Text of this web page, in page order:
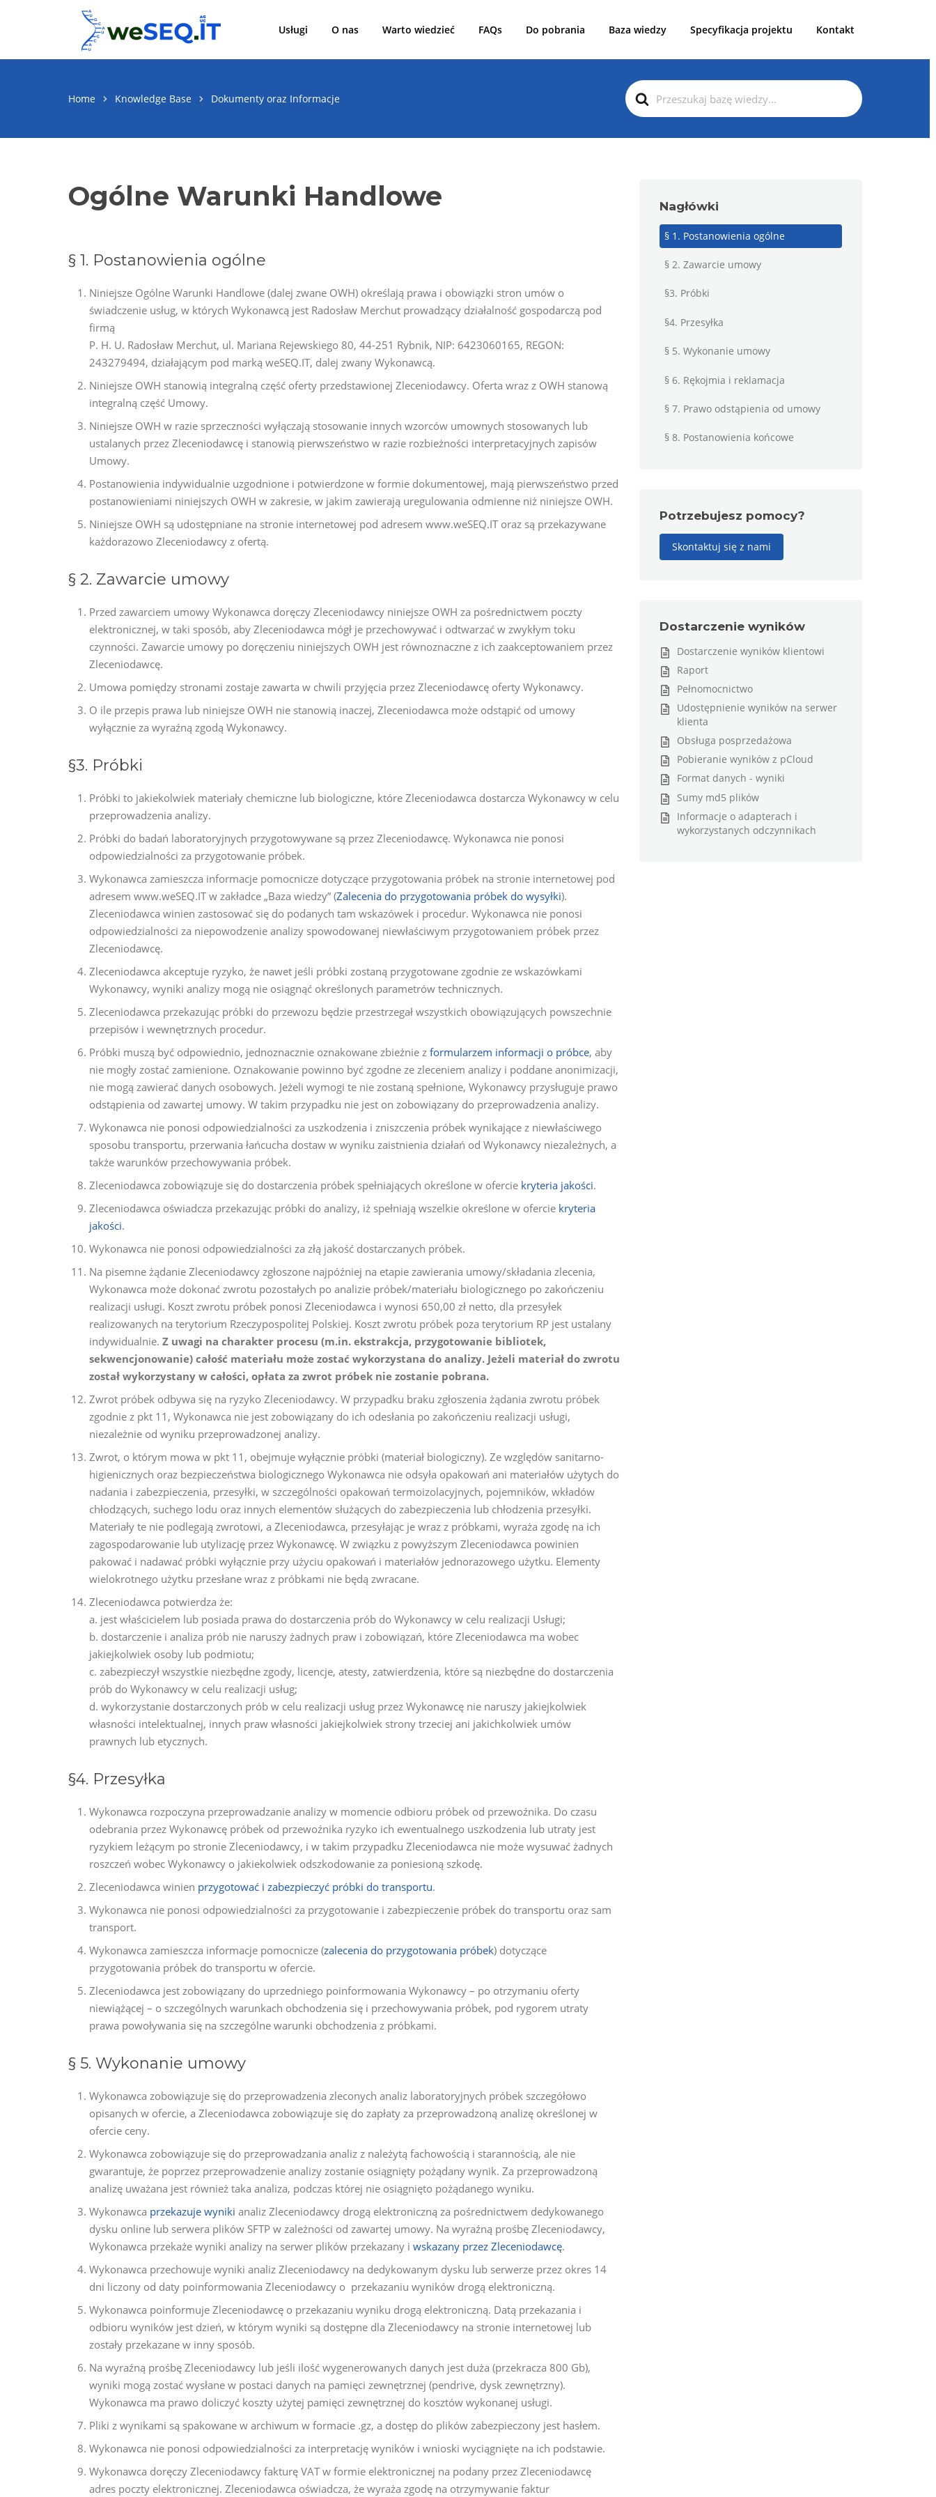
Usługi O nas Warto wiedzieć FAQs Do pobrania Baza wiedzy Specyfikacja projektu Kontakt
Search
For
Home Knowledge Base Dokumenty oraz Informacje
Ogólne Warunki Handlowe
§ 1. Postanowienia ogólne
Niniejsze Ogólne Warunki Handlowe (dalej zwane OWH) określają prawa i obowiązki stron umów o
świadczenie usług, w których Wykonawcą jest Radosław Merchut prowadzący działalność gospodarczą pod
firmą
P. H. U. Radosław Merchut, ul. Mariana Rejewskiego 80, 44-251 Rybnik, NIP: 6423060165, REGON:
243279494, działającym pod marką weSEQ.IT, dalej zwany Wykonawcą.
Niniejsze OWH stanowią integralną część oferty przedstawionej Zleceniodawcy. Oferta wraz z OWH stanową
integralną część Umowy.
Niniejsze OWH w razie sprzeczności wyłączają stosowanie innych wzorców umownych stosowanych lub
ustalanych przez Zleceniodawcę i stanowią pierwszeństwo w razie rozbieżności interpretacyjnych zapisów
Umowy.
Postanowienia indywidualnie uzgodnione i potwierdzone w formie dokumentowej, mają pierwszeństwo przed
postanowieniami niniejszych OWH w zakresie, w jakim zawierają uregulowania odmienne niż niniejsze OWH.
Niniejsze OWH są udostępniane na stronie internetowej pod adresem www.weSEQ.IT oraz są przekazywane
każdorazowo Zleceniodawcy z ofertą.
§ 2. Zawarcie umowy
Przed zawarciem umowy Wykonawca doręczy Zleceniodawcy niniejsze OWH za pośrednictwem poczty
elektronicznej, w taki sposób, aby Zleceniodawca mógł je przechowywać i odtwarzać w zwykłym toku
czynności. Zawarcie umowy po doręczeniu niniejszych OWH jest równoznaczne z ich zaakceptowaniem przez
Zleceniodawcę.
Umowa pomiędzy stronami zostaje zawarta w chwili przyjęcia przez Zleceniodawcę oferty Wykonawcy.
O ile przepis prawa lub niniejsze OWH nie stanowią inaczej, Zleceniodawca może odstąpić od umowy
wyłącznie za wyraźną zgodą Wykonawcy.
§3. Próbki
Próbki to jakiekolwiek materiały chemiczne lub biologiczne, które Zleceniodawca dostarcza Wykonawcy w celu
przeprowadzenia analizy.
Próbki do badań laboratoryjnych przygotowywane są przez Zleceniodawcę. Wykonawca nie ponosi
odpowiedzialności za przygotowanie próbek.
Wykonawca zamieszcza informacje pomocnicze dotyczące przygotowania próbek na stronie internetowej pod
adresem www.weSEQ.IT w zakładce „Baza wiedzy” (Zalecenia do przygotowania próbek do wysyłki).
Zleceniodawca winien zastosować się do podanych tam wskazówek i procedur. Wykonawca nie ponosi
odpowiedzialności za niepowodzenie analizy spowodowanej niewłaściwym przygotowaniem próbek przez
Zleceniodawcę.
Zleceniodawca akceptuje ryzyko, że nawet jeśli próbki zostaną przygotowane zgodnie ze wskazówkami
Wykonawcy, wyniki analizy mogą nie osiągnąć określonych parametrów technicznych.
Zleceniodawca przekazując próbki do przewozu będzie przestrzegał wszystkich obowiązujących powszechnie
przepisów i wewnętrznych procedur.
Próbki muszą być odpowiednio, jednoznacznie oznakowane zbieżnie z formularzem informacji o próbce, aby
nie mogły zostać zamienione. Oznakowanie powinno być zgodne ze zleceniem analizy i poddane anonimizacji,
nie mogą zawierać danych osobowych. Jeżeli wymogi te nie zostaną spełnione, Wykonawcy przysługuje prawo
odstąpienia od zawartej umowy. W takim przypadku nie jest on zobowiązany do przeprowadzenia analizy.
Wykonawca nie ponosi odpowiedzialności za uszkodzenia i zniszczenia próbek wynikające z niewłaściwego
sposobu transportu, przerwania łańcucha dostaw w wyniku zaistnienia działań od Wykonawcy niezależnych, a
także warunków przechowywania próbek.
Zleceniodawca zobowiązuje się do dostarczenia próbek spełniających określone w ofercie kryteria jakości.
Zleceniodawca oświadcza przekazując próbki do analizy, iż spełniają wszelkie określone w ofercie kryteria
jakości.
Wykonawca nie ponosi odpowiedzialności za złą jakość dostarczanych próbek.
Na pisemne żądanie Zleceniodawcy zgłoszone najpóźniej na etapie zawierania umowy/składania zlecenia,
Wykonawca może dokonać zwrotu pozostałych po analizie próbek/materiału biologicznego po zakończeniu
realizacji usługi. Koszt zwrotu próbek ponosi Zleceniodawca i wynosi 650,00 zł netto, dla przesyłek
realizowanych na terytorium Rzeczypospolitej Polskiej. Koszt zwrotu próbek poza terytorium RP jest ustalany
indywidualnie. Z uwagi na charakter procesu (m.in. ekstrakcja, przygotowanie bibliotek,
sekwencjonowanie) całość materiału może zostać wykorzystana do analizy. Jeżeli materiał do zwrotu
został wykorzystany w całości, opłata za zwrot próbek nie zostanie pobrana.
Zwrot próbek odbywa się na ryzyko Zleceniodawcy. W przypadku braku zgłoszenia żądania zwrotu próbek
zgodnie z pkt 11, Wykonawca nie jest zobowiązany do ich odesłania po zakończeniu realizacji usługi,
niezależnie od wyniku przeprowadzonej analizy.
Zwrot, o którym mowa w pkt 11, obejmuje wyłącznie próbki (materiał biologiczny). Ze względów sanitarno-
higienicznych oraz bezpieczeństwa biologicznego Wykonawca nie odsyła opakowań ani materiałów użytych do
nadania i zabezpieczenia, przesyłki, w szczególności opakowań termoizolacyjnych, pojemników, wkładów
chłodzących, suchego lodu oraz innych elementów służących do zabezpieczenia lub chłodzenia przesyłki.
Materiały te nie podlegają zwrotowi, a Zleceniodawca, przesyłając je wraz z próbkami, wyraża zgodę na ich
zagospodarowanie lub utylizację przez Wykonawcę. W związku z powyższym Zleceniodawca powinien
pakować i nadawać próbki wyłącznie przy użyciu opakowań i materiałów jednorazowego użytku. Elementy
wielokrotnego użytku przesłane wraz z próbkami nie będą zwracane.
Zleceniodawca potwierdza że:
a. jest właścicielem lub posiada prawa do dostarczenia prób do Wykonawcy w celu realizacji Usługi;
b. dostarczenie i analiza prób nie naruszy żadnych praw i zobowiązań, które Zleceniodawca ma wobec
jakiejkolwiek osoby lub podmiotu;
c. zabezpieczył wszystkie niezbędne zgody, licencje, atesty, zatwierdzenia, które są niezbędne do dostarczenia
prób do Wykonawcy w celu realizacji usług;
d. wykorzystanie dostarczonych prób w celu realizacji usług przez Wykonawcę nie naruszy jakiejkolwiek
własności intelektualnej, innych praw własności jakiejkolwiek strony trzeciej ani jakichkolwiek umów
prawnych lub etycznych.
§4. Przesyłka
Wykonawca rozpoczyna przeprowadzanie analizy w momencie odbioru próbek od przewoźnika. Do czasu
odebrania przez Wykonawcę próbek od przewoźnika ryzyko ich ewentualnego uszkodzenia lub utraty jest
ryzykiem leżącym po stronie Zleceniodawcy, i w takim przypadku Zleceniodawca nie może wysuwać żadnych
roszczeń wobec Wykonawcy o jakiekolwiek odszkodowanie za poniesioną szkodę.
Zleceniodawca winien przygotować i zabezpieczyć próbki do transportu.
Wykonawca nie ponosi odpowiedzialności za przygotowanie i zabezpieczenie próbek do transportu oraz sam
transport.
Wykonawca zamieszcza informacje pomocnicze (zalecenia do przygotowania próbek) dotyczące
przygotowania próbek do transportu w ofercie.
Zleceniodawca jest zobowiązany do uprzedniego poinformowania Wykonawcy – po otrzymaniu oferty
niewiążącej – o szczególnych warunkach obchodzenia się i przechowywania próbek, pod rygorem utraty
prawa powoływania się na szczególne warunki obchodzenia z próbkami.
§ 5. Wykonanie umowy
Wykonawca zobowiązuje się do przeprowadzenia zleconych analiz laboratoryjnych próbek szczegółowo
opisanych w ofercie, a Zleceniodawca zobowiązuje się do zapłaty za przeprowadzoną analizę określonej w
ofercie ceny.
Wykonawca zobowiązuje się do przeprowadzania analiz z należytą fachowością i starannością, ale nie
gwarantuje, że poprzez przeprowadzenie analizy zostanie osiągnięty pożądany wynik. Za przeprowadzoną
analizę uważana jest również taka analiza, podczas której nie osiągnięto pożądanego wyniku.
Wykonawca przekazuje wyniki analiz Zleceniodawcy drogą elektroniczną za pośrednictwem dedykowanego
dysku online lub serwera plików SFTP w zależności od zawartej umowy. Na wyraźną prośbę Zleceniodawcy,
Wykonawca przekaże wyniki analizy na serwer plików przekazany i wskazany przez Zleceniodawcę.
Wykonawca przechowuje wyniki analiz Zleceniodawcy na dedykowanym dysku lub serwerze przez okres 14
dni liczony od daty poinformowania Zleceniodawcy o przekazaniu wyników drogą elektroniczną.
Wykonawca poinformuje Zleceniodawcę o przekazaniu wyniku drogą elektroniczną. Datą przekazania i
odbioru wyników jest dzień, w którym wyniki są dostępne dla Zleceniodawcy na stronie internetowej lub
zostały przekazane w inny sposób.
Na wyraźną prośbę Zleceniodawcy lub jeśli ilość wygenerowanych danych jest duża (przekracza 800 Gb),
wyniki mogą zostać wysłane w postaci danych na pamięci zewnętrznej (pendrive, dysk zewnętrzny).
Wykonawca ma prawo doliczyć koszty użytej pamięci zewnętrznej do kosztów wykonanej usługi.
Pliki z wynikami są spakowane w archiwum w formacie .gz, a dostęp do plików zabezpieczony jest hasłem.
Wykonawca nie ponosi odpowiedzialności za interpretację wyników i wnioski wyciągnięte na ich podstawie.
Wykonawca doręczy Zleceniodawcy fakturę VAT w formie elektronicznej na podany przez Zleceniodawcę
adres poczty elektronicznej. Zleceniodawca oświadcza, że wyraża zgodę na otrzymywanie faktur
Nagłówki
§ 1. Postanowienia ogólne
§ 2. Zawarcie umowy
§3. Próbki
§4. Przesyłka
§ 5. Wykonanie umowy
§ 6. Rękojmia i reklamacja
§ 7. Prawo odstąpienia od umowy
§ 8. Postanowienia końcowe
Potrzebujesz pomocy?
Skontaktuj się z nami
Dostarczenie wyników
Dostarczenie wyników klientowi
Raport
Pełnomocnictwo
Udostępnienie wyników na serwer
klienta
Obsługa posprzedażowa
Pobieranie wyników z pCloud
Format danych - wyniki
Sumy md5 plików
Informacje o adapterach i
wykorzystanych odczynnikach